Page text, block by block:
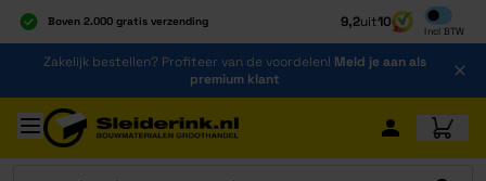
Boven 2.000 gratis verzending
Al 40 jaar dé specialist
Alles onder één dak
9,2uit10
Incl BTW
Inclusief
Ga naar de inhoud
Zakelijk bestellen? Profiteer van de voordelen! Meld je aan als
premium klant
Ga naar hoofdinhoud